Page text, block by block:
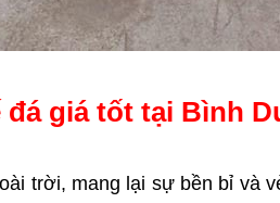
đá giá tốt tại Bình
trời, mang lại sự bền bỉ